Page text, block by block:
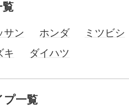
覧
サン ホンダ
ミツビシ
キ ダイハツ
プ一覧